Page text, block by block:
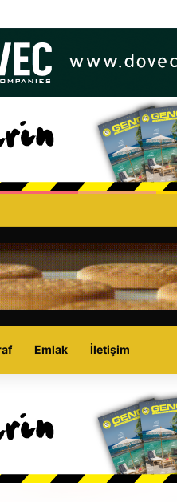
çalışması yapacak
Emlak İletişim